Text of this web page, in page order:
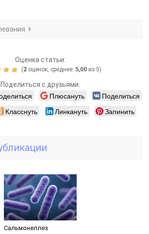
Оценка статьи:
(2 оценок, среднее: 5,00 из 5)
Поделиться с друзьями:
Плюсануть
Поделиться
Класснуть Линкануть Запинить
Сальмонеллез